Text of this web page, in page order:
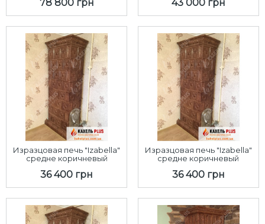
78 800 грн 43 000 грн
Изразцовая печь "Izabella"
средне коричневый
36 400 грн
Изразцовая печь "Izabella"
средне коричневый
36 400 грн